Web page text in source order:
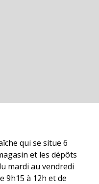
qui se situe 6
et les dépôts
mardi au vendredi
9h15 à 12h et de